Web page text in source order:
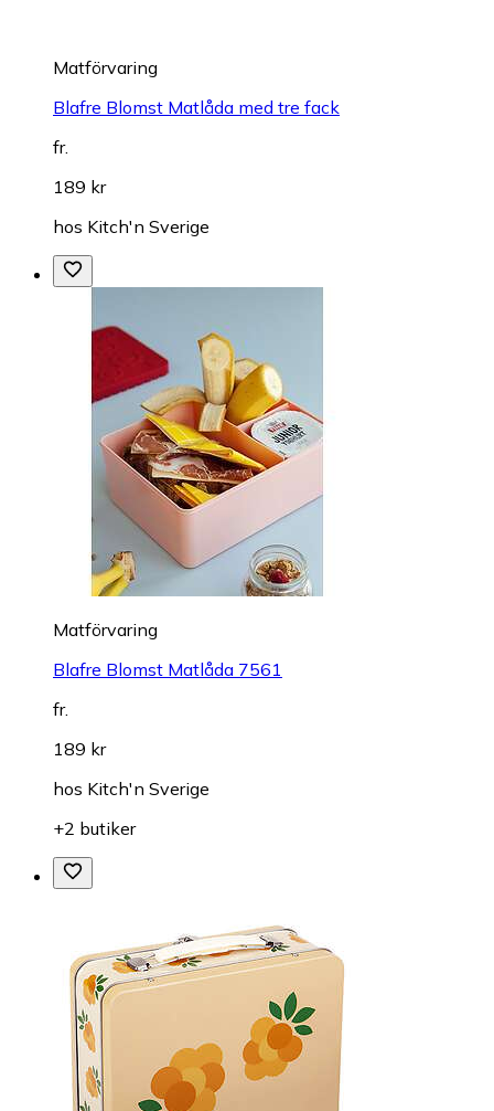
Matförvaring
Blafre Blomst Matlåda med tre fack
fr.
189 kr
hos Kitch'n Sverige
Matförvaring
Blafre Blomst Matlåda 7561
fr.
189 kr
hos Kitch'n Sverige
+2 butiker